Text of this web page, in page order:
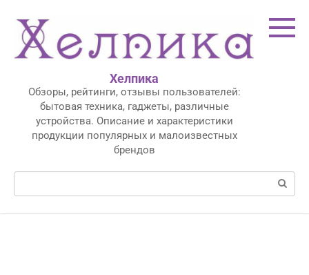
контенту
Хелпика
Обзоры, рейтинги, отзывы пользователей:
бытовая техника, гаджеты, различные
устройства. Описание и характеристики
продукции популярных и малоизвестных
брендов
Поиск: